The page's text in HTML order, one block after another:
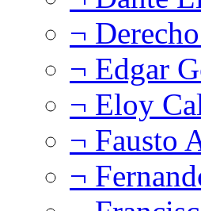
¬
¬ Edgar
¬ Eloy
¬ Fausto
¬